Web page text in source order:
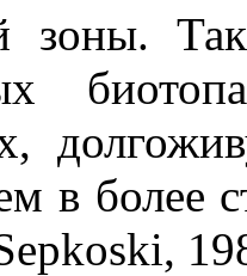
зоны.
в более